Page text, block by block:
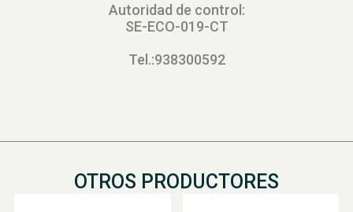
Autoridad de control:
SE-ECO-019-CT
Tel.:938300592
OTROS PRODUCTORES